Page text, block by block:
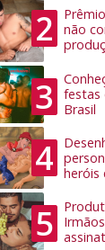
2
não
3
festas
Brasil
4
heróis
5